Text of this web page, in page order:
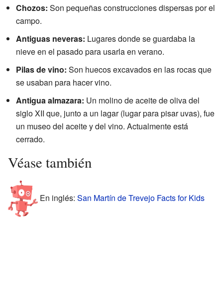
Chozos: Son pequeñas construcciones dispersas por el
campo.
Antiguas neveras: Lugares donde se guardaba la
nieve en el pasado para usarla en verano.
Pilas de vino: Son huecos excavados en las rocas que
se usaban para hacer vino.
Antigua almazara: Un molino de aceite de oliva del
siglo XII que, junto a un lagar (lugar para pisar uvas), fue
un museo del aceite y del vino. Actualmente está
cerrado.
Véase también
En inglés: San Martín de Trevejo Facts for Kids